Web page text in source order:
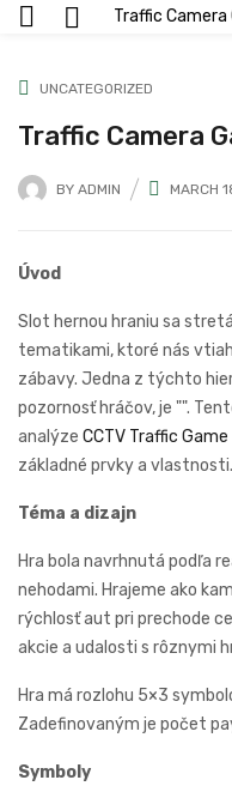
Traffic Camera
UNCATEGORIZED
Traffic Camera
BY ADMIN MARCH
Úvod
Slot hernou hraniu sa
tematikami, ktoré nás
zábavy. Jedna z týchto
pozornosť hráčov, je "".
analýze CCTV Traffic Game
základné prvky a vlastnosti.
Téma a dizajn
Hra bola navrhnutá podľa
nehodami. Hrajeme ako
rýchlosť aut pri prechode
akcie a udalosti s rôznymi
Hra má rozlohu 5×3
Zadefinovaným je počet
Symboly